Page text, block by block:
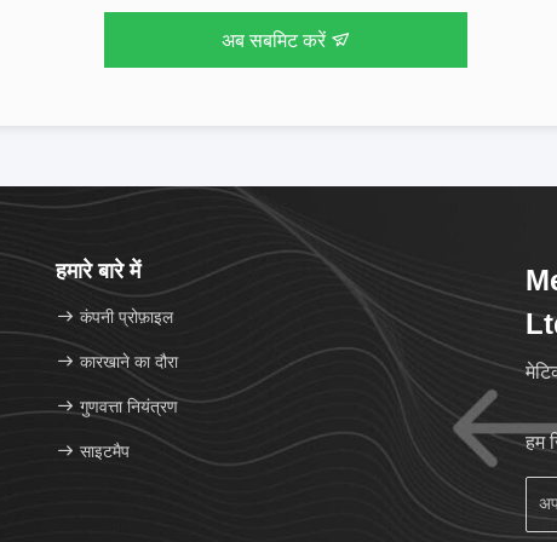
अब सबमिट करें
हमारे बारे में
कंपनी प्रोफ़ाइल
कारखाने का दौरा
गुणवत्ता नियंत्रण
साइटमैप हम